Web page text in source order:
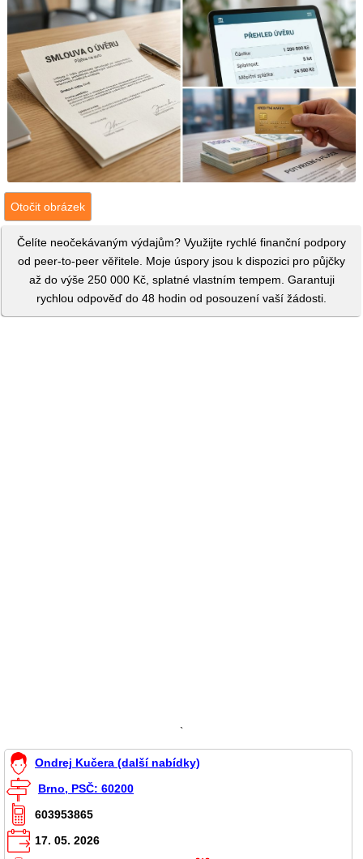
Otočit obrázek
Čelíte neočekávaným výdajům? Využijte rychlé finanční podpory
od peer-to-peer věřitele. Moje úspory jsou k dispozici pro půjčky
až do výše 250 000 Kč, splatné vlastním tempem. Garantuji
rychlou odpověď do 48 hodin od posouzení vaší žádosti.
`
Ondrej Kučera (další nabídky)
Brno, PSČ: 60200
603953865
17. 05. 2026